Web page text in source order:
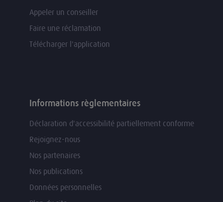
Appeler un conseiller
Faire une réclamation
Télécharger l'application
Informations règlementaires
Déclaration d'accessibilité partiellement conforme
Rejoignez-nous
Nos partenaires
Nos publications
Données personnelles